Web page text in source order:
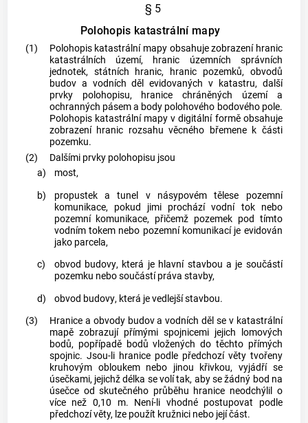
§ 5
Polohopis katastrální mapy
(1) Polohopis katastrální mapy obsahuje zobrazení hranic
katastrálních území, hranic územních správních
jednotek, státních hranic, hranic pozemků, obvodů
budova vodních děl evidovaných v katastru, další
prvky polohopisu, hranice chráněných území a
ochranných pásem a body polohového bodového pole.
Polohopis katastrální mapy v digitální formě obsahuje
zobrazení hranic rozsahu věcného břemene k části
pozemku.
(2)
Dalšími prvky polohopisu jsou
a)
most,
b)
propustek a tunel v násypovém tělese pozemní
komunikace, pokud jimi prochází vodní tok nebo
pozemní komunikace, přičemž pozemek pod tímto
vodním tokem nebo pozemní komunikací je evidován
jako parcela,
c)
obvod budovy, která je hlavní stavbou a je součástí
pozemku nebo součástí práva stavby,
d)
obvod budovy, která jevedlejší stavbou.
(3)
Hranice a obvody budova vodních děl se v katastrální
mapězobrazují přímými spojnicemi jejich lomových
bodů, popřípadě bodů vložených do těchto přímých
spojnic. Jsou-li hranice podle předchozí věty tvořeny
kruhovým obloukem nebo jinou křivkou, vyjádří se
úsečkami, jejichž délka se volí tak, aby se žádný bod na
úsečce od skutečného průběhu hranice neodchýlil o
více než 0,10 m. Není-li vhodné postupovat podle
předchozí věty, lze použít kružnici nebo její část.